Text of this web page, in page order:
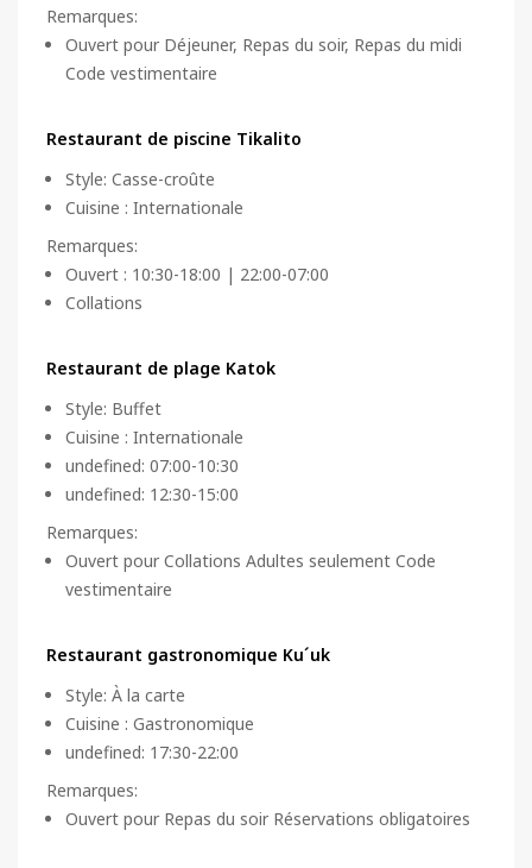
Remarques:
Ouvert pour Déjeuner, Repas du soir, Repas du midi
Code vestimentaire
Restaurant de piscine Tikalito
Style: Casse-croûte
Cuisine : Internationale
Remarques:
Ouvert : 10:30-18:00 | 22:00-07:00
Collations
Restaurant de plage Katok
Style: Buffet
Cuisine : Internationale
undefined: 07:00-10:30
undefined: 12:30-15:00
Remarques:
Ouvert pour Collations Adultes seulement Code
vestimentaire
Restaurant gastronomique Ku´uk
Style: À la carte
Cuisine : Gastronomique
undefined: 17:30-22:00
Remarques:
Ouvert pour Repas du soir Réservations obligatoires